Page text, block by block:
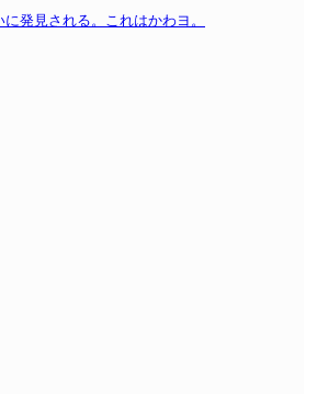
発見される。これはかわヨ。